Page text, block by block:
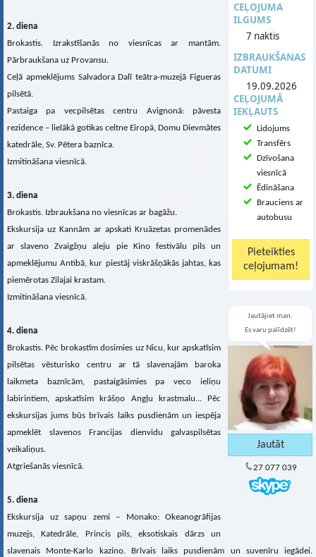
CEĻOJUMA
ILGUMS
7 naktis
IZBRAUKŠANAS
DATUMI
19.09.2026
CEĻOJUMĀ
IEKĻAUTS
Lidojums
Transfērs
Dzīvošana
viesnīcā
Ēdināšana
Brauciens ar
autobusu
Jautājiet man.
Es varu palīdzēt!
27 077 039
2. diena
Brokastis. Izrakstīšanās no viesnīcas ar mantām.
Pārbraukšana uz Provansu.
Ceļā apmeklējums Salvadora Dalī teātra-muzejā Figueras
pilsētā.
Pastaiga pa vecpilsētas centru Avignonā: pāvesta
rezidence – lielākā gotikas celtne Eiropā, Domu Dievmātes
katedrāle, Sv. Pētera baznīca.
Izmitināšana viesnīcā.
3. diena
Brokastis. Izbraukšana no viesnīcas ar bagāžu.
Ekskursija uz Kannām ar apskati Kruāzetas promenādes
ar slaveno Zvaigžņu aleju pie Kino festivālu pils un
apmeklējumu Antibā, kur piestāj viskrāšņākās jahtas, kas
piemērotas Zilajai krastam.
Izmitināšana viesnīcā.
4. diena
Brokastis. Pēc brokastīm dosimies uz Nicu, kur apskatīsim
pilsētas vēsturisko centru ar tā slavenajām baroka
laikmeta baznīcām, pastaigāsimies pa veco ieliņu
labirintiem, apskatīsim krāšņo Angļu krastmalu... Pēc
ekskursijas jums būs brīvais laiks pusdienām un iespēja
apmeklēt slavenos Francijas dienvidu galvaspilsētas
veikaliņus.
Atgriešanās viesnīcā.
5. diena
Ekskursija uz sapņu zemi – Monako: Okeanogrāfijas
muzejs, Katedrāle, Princis pils, eksotiskais dārzs un
slavenais Monte-Karlo kazino. Brīvais laiks pusdienām un suvenīru iegādei.